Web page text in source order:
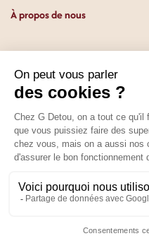
Prix :
À propos de nous
Depuis 1951, nous
en leur promettant des
prix. Que vous soyez des
cherchiez du sucré ou du
qu’il vous faut. Et même
pas. La boutique existe
depuis 2025.
01 89 70 34 50